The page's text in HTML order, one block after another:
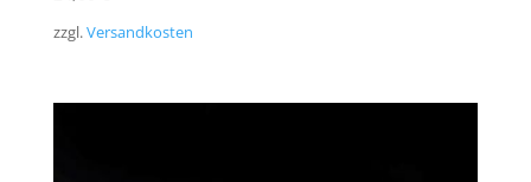
zzgl.Versandkosten